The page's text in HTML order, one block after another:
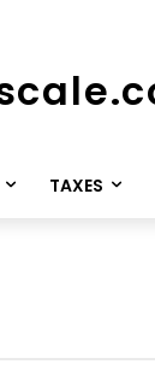
TAXES